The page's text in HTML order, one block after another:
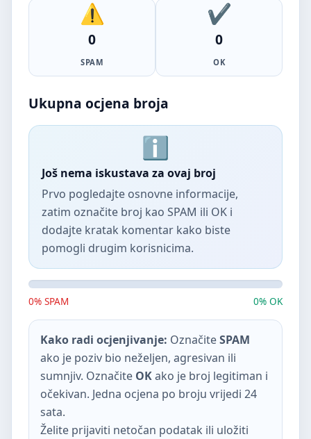
0
SPAM
0
OK
Ukupna ocjena broja
Još nema iskustava za ovaj broj
Prvo pogledajte osnovne informacije,
zatim označite broj kao SPAM ili OK i
dodajte kratak komentar kako biste
pomogli drugim korisnicima.
0% SPAM 0% OK
Kako radi ocjenjivanje: OznačiteSPAM
ako je poziv bio neželjen, agresivan ili
sumnjiv. Označite OKako je broj legitiman i
očekivan. Jedna ocjena po broju vrijedi 24
sata.
Želite prijaviti netočan podatak ili uložiti